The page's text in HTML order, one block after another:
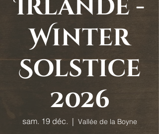
Irlande -
Winter
Solstice
2026
sam. 19 déc.
  |
Vallée de la Boyne